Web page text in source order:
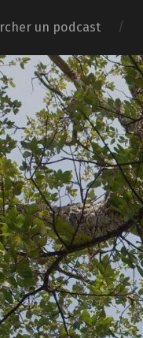
un podcast